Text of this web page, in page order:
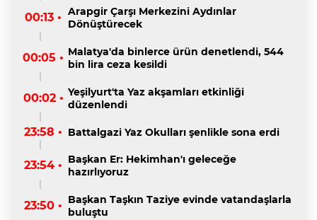
00:13 • Arapgir Çarşı Merkezini Aydınlar
Dönüştürecek
00:05 • Malatya'da binlerce ürün denetlendi, 544
bin lira ceza kesildi
00:02 • Yeşilyurt'ta Yaz akşamları etkinliği
düzenlendi
23:58 • Battalgazi Yaz Okulları şenlikle sona erdi
23:54 • Başkan Er: Hekimhan'ı geleceğe
hazırlıyoruz
23:50 • Başkan Taşkın Taziye evinde vatandaşlarla
buluştu